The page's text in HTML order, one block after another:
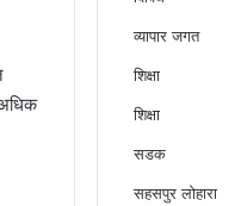
व्यापार जगत
शिक्षा
शिक्षा
सडक
सहसपुर लोहारा